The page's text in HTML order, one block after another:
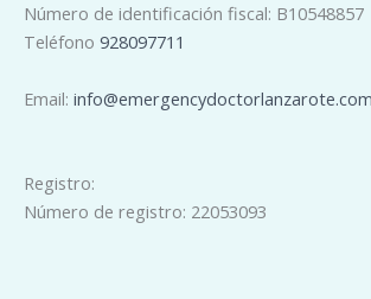
Número de identificación fiscal: B10548857
Teléfono 928097711
Email: info@emergencydoctorlanzarote.com
Registro:
Número de registro: 22053093